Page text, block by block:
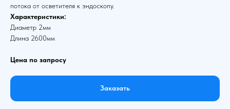
потока от осветителя к эндоскопу.
Характеристики:
Диаметр 2мм
Длина 2600мм
Цена по запросу
Заказать